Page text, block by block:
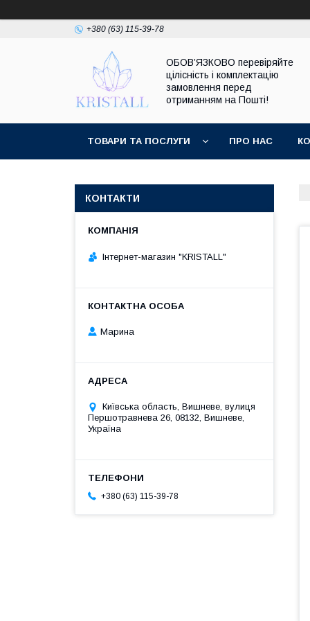
+380 (63) 115-39-78
ОБОВ’ЯЗКОВО перевіряйте
цілісність і комплектацію
замовлення перед
отриманням на Пошті!
ТОВАРИ ТА ПОСЛУГИ ПРО НАС
КОНТАКТИ
Інтернет-магазин "KRISTALL"
Марина
Київська область, Вишневе, вулиця
Першотравнева 26, 08132, Вишневе,
Україна
+380 (63) 115-39-78